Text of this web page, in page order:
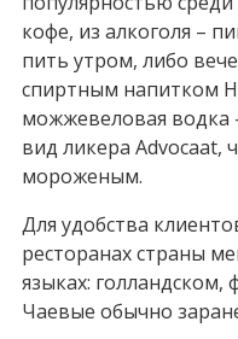
кофе, из алкоголя –
пить утром, либо
спиртным напитком
можжевеловая водка
вид ликера Advocaat,
мороженым.
Для удобства
ресторанах страны
языках: голландском,
Чаевые обычно